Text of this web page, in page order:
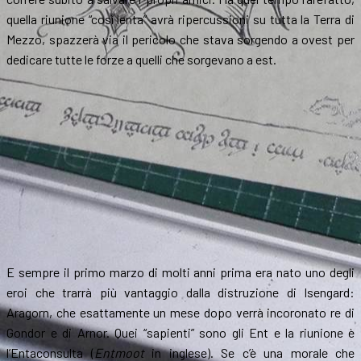
quella riunione “così lenta” avrà ripercussioni su tutta la Terra di
Mezzo, spazzerà via il pericolo che stava sorgendo a ovest per
dedicare tutte le forze a quelli che sorgevano a est.
E sempre il primo marzo di molti anni prima era nato uno degli
eroi che trarrà più vantaggio dalla distruzione di Isengard:
Aragorn, che esattamente un mese dopo verrà incoronato re di
Gondor e di Arnor. Quei “sapienti” sono gli Ent e la riunione è
l’Entaconsulta ( Entmootin inglese). Se c’è una morale che